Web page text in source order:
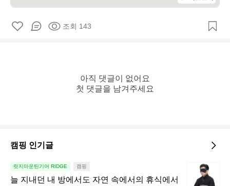
조회 143
아직 댓글이 없어요
첫 댓글을 남겨주세요
캠핑 인기글
릿지마운틴기어 RIDGE 캠핑
늘 지내던 내 방에서도 자연 속에서의 휴식에서